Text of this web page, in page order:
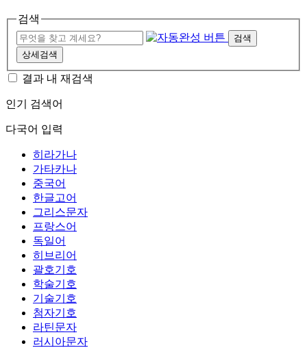
검색
검색
상세검색
결과 내 재검색
인기 검색어
다국어 입력
히라가나
가타카나
중국어
한글고어
그리스문자
프랑스어
독일어
히브리어
괄호기호
학술기호
기술기호
첨자기호
라틴문자
러시아문자